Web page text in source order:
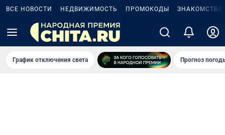
ВСЕ НОВОСТИ НЕДВИЖИМОСТЬ ПРОМОКОДЫ ЗНАКОМСТВА
График отключения света Прогноз